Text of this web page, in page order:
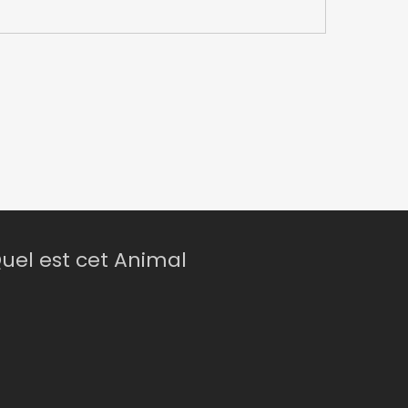
est cet Animal